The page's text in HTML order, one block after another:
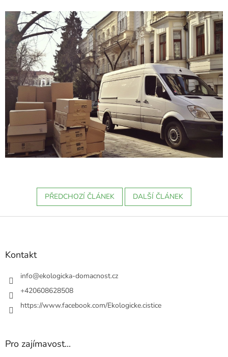
PŘEDCHOZÍ ČLÁNEK DALŠÍ ČLÁNEK
Z
Kontakt
info@ekologicka-domacnost.cz
+420608628508
https://www.facebook.com/Ekologicke.cistice
Pro zajímavost...